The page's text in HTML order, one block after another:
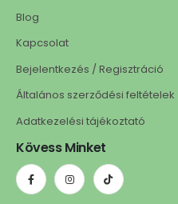
Blog
Kapcsolat
Bejelentkezés / Regisztráció
Általános szerződési feltételek
Adatkezelési tájékoztató
Kövess Minket